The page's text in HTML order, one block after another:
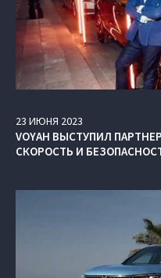
23 ИЮНЯ 2023
VOYAH ВЫСТУПИЛ
СКОРОСТЬ И